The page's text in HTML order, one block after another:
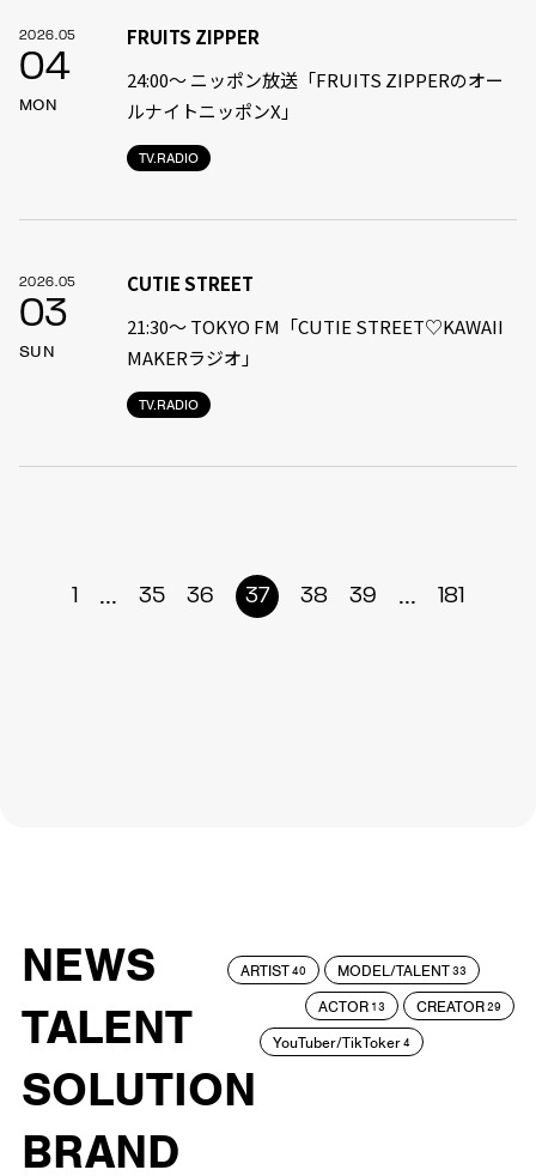
2026.05
04
MON
TV.RADIO
FRUITS ZIPPER
24:00〜 ニッポン放送「FRUITS ZIPPERのオー
ルナイトニッポンX」
2026.05
03
SUN
TV.RADIO
CUTIE STREET
21:30〜 TOKYO FM「CUTIE STREET♡KAWAII
MAKERラジオ」
1 ... 35 36 37 38 39 ... 181
NEWS
TALENT
SOLUTION
BRAND
ARTIST40 MODEL/TALENT33
ACTOR 13 CREATOR29
YouTuber/TikToker4